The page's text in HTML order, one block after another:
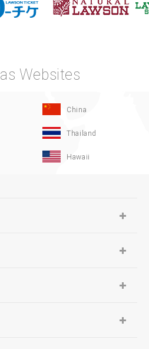
Websites
China
Thailand
Hawaii